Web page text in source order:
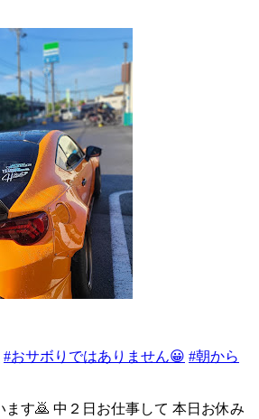
#おサボりではありません😀 #朝から
ます🙇 中２日お仕事して 本日お休み